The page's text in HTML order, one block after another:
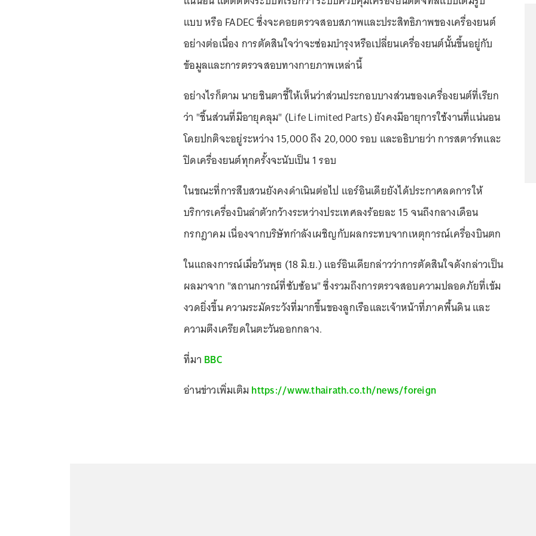
แบบ หรือ FADEC ซึ่งจะคอยตรวจสอบสภาพและประสิทธิภาพของเครื่องยนต์
อย่างต่อเนื่อง การตัดสินใจว่าจะซ่อมบำรุงหรือเปลี่ยนเครื่องยนต์นั้นขึ้นอยู่กับ
ข้อมูลและการตรวจสอบทางกายภาพเหล่านี้
อย่างไรก็ตาม นายชินตาชี้ให้เห็นว่าส่วนประกอบบางส่วนของเครื่องยนต์ที่เรียก
ว่า "ชิ้นส่วนที่มีอายุคลุม" (Life Limited Parts) ยังคงมีอายุการใช้งานที่แน่นอน
โดยปกติจะอยู่ระหว่าง 15,000 ถึง 20,000 รอบ และอธิบายว่า การสตาร์ทและ
ปิดเครื่องยนต์ทุกครั้งจะนับเป็น 1 รอบ
ในขณะที่การสืบสวนยังคงดำเนินต่อไป แอร์อินเดียยังได้ประกาศลดการให้
บริการเครื่องบินลำตัวกว้างระหว่างประเทศลงร้อยละ 15 จนถึงกลางเดือน
กรกฎาคม เนื่องจากบริษัทกำลังเผชิญกับผลกระทบจากเหตุการณ์เครื่องบินตก
ในแถลงการณ์เมื่อวันพุธ (18 มิ.ย.) แอร์อินเดียกล่าวว่าการตัดสินใจดังกล่าวเป็น
ผลมาจาก "สถานการณ์ที่ซับซ้อน" ซึ่งรวมถึงการตรวจสอบความปลอดภัยที่เข้ม
งวดยิ่งขึ้น ความระมัดระวังที่มากขึ้นของลูกเรือและเจ้าหน้าที่ภาคพื้นดิน และ
ความตึงเครียดในตะวันออกกลาง.
ที่มา BBC
อ่านข่าวเพิ่มเติม https://www.thairath.co.th/news/foreign